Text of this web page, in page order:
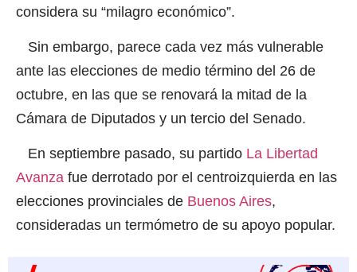
considera su “milagro económico”.
Sin embargo, parece cada vez más vulnerable
ante las elecciones de medio término del 26 de
octubre, en las que se renovará la mitad de la
Cámara de Diputados y un tercio del Senado.
En septiembre pasado, su partido La Libertad
Avanza fue derrotado por el centroizquierda en las
elecciones provinciales de Buenos Aires,
consideradas un termómetro de su apoyo popular.